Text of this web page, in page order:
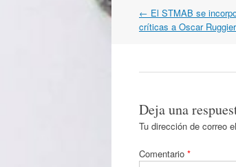
Navegación
por
← El STMAB se
críticas a Oscar
Deja una
Tu dirección de correo
Comentario *